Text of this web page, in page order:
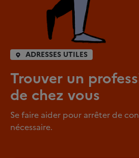
ADRESSES UTILES
Trouver un
de chez vous
Se faire aider pour arrêter de
nécessaire.